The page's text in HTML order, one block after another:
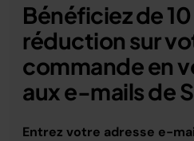
Bénéficiez de
réduction sur
commande en
aux e-mails de
Entrez votre adresse e-